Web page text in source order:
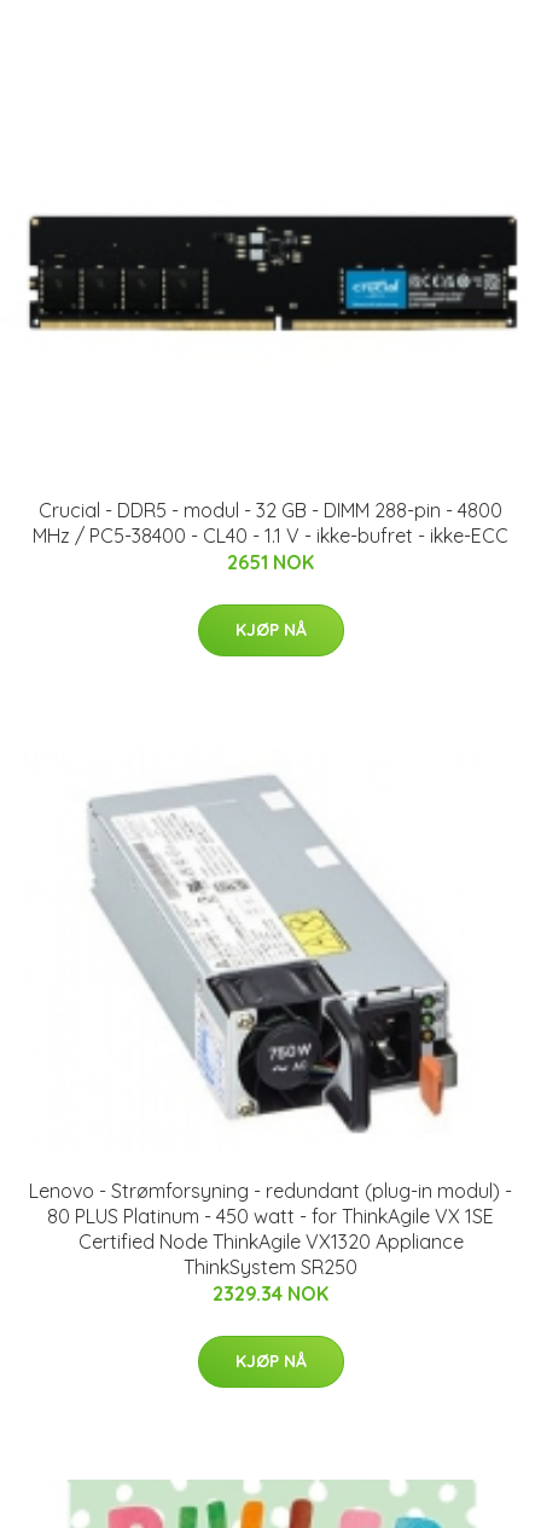
Crucial - DDR5 - modul - 32 GB - DIMM 288-pin - 4800
MHz / PC5-38400 - CL40 - 1.1 V - ikke-bufret - ikke-ECC
2651 NOK
KJØP NÅ
Lenovo - Strømforsyning - redundant (plug-in modul) -
80 PLUS Platinum - 450 watt - for ThinkAgile VX 1SE
Certified Node ThinkAgile VX1320 Appliance
ThinkSystem SR250
2329.34 NOK
KJØP NÅ